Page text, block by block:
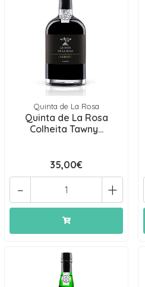
Quinta de La Rosa
Quinta de La Rosa
Colheita Tawny...
35,00€
+
-